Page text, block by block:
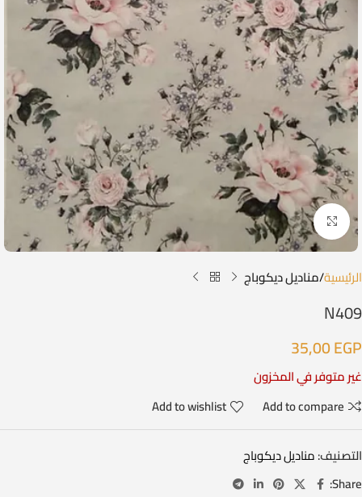
Click to enlarge
الرئيسية مناديل ديكوباج
N409
35,00EGP
غير متوفر في المخزون
Add to compare
Add to wishlist
التصنيف:مناديل ديكوباج
Share: